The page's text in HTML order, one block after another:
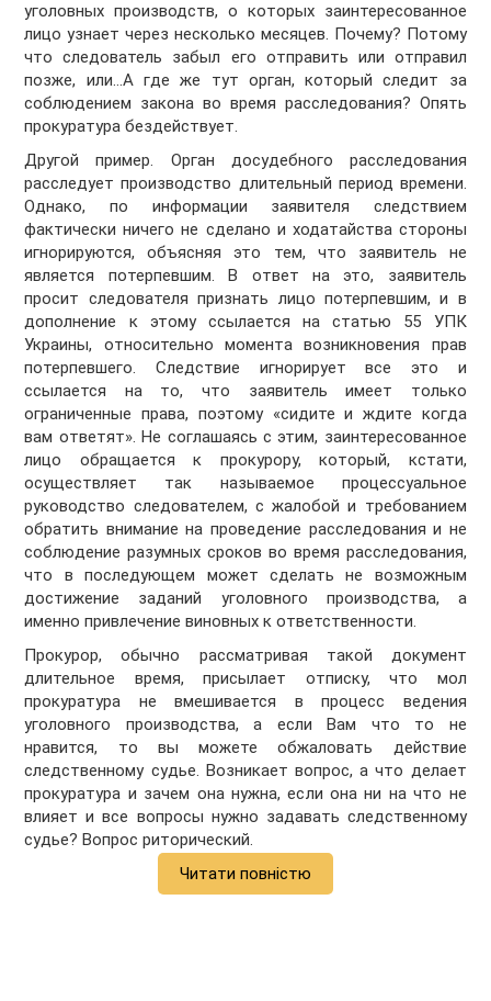
уголовных производств, о которых заинтересованное
лицо узнает через несколько месяцев. Почему? Потому
что следователь забыл его отправить или отправил
позже, или…А где же тут орган, который следит за
соблюдением закона во время расследования? Опять
прокуратура бездействует.
Другой пример. Орган досудебного расследования
расследует производство длительный период времени.
Однако, по информации заявителя следствием
фактически ничего не сделано и ходатайства стороны
игнорируются, объясняя это тем, что заявитель не
является потерпевшим. В ответ на это, заявитель
просит следователя признать лицо потерпевшим, и в
дополнение к этому ссылается на статью 55 УПК
Украины, относительно момента возникновения прав
потерпевшего. Следствие игнорирует все это и
ссылается на то, что заявитель имеет только
ограниченные права, поэтому «сидите и ждите когда
вам ответят». Не соглашаясь с этим, заинтересованное
лицо обращается к прокурору, который, кстати,
осуществляет так называемое процессуальное
руководство следователем, с жалобой и требованием
обратить внимание на проведение расследования и не
соблюдение разумных сроков во время расследования,
что в последующем может сделать не возможным
достижение заданий уголовного производства, а
именно привлечение виновных к ответственности.
Прокурор, обычно рассматривая такой документ
длительное время, присылает отписку, что мол
прокуратура не вмешивается в процесс ведения
уголовного производства, а если Вам что то не
нравится, то вы можете обжаловать действие
следственному судье. Возникает вопрос, а что делает
прокуратура и зачем она нужна, если она ни на что не
влияет и все вопросы нужно задавать следственному
судье? Вопрос риторический.
Читати повністю